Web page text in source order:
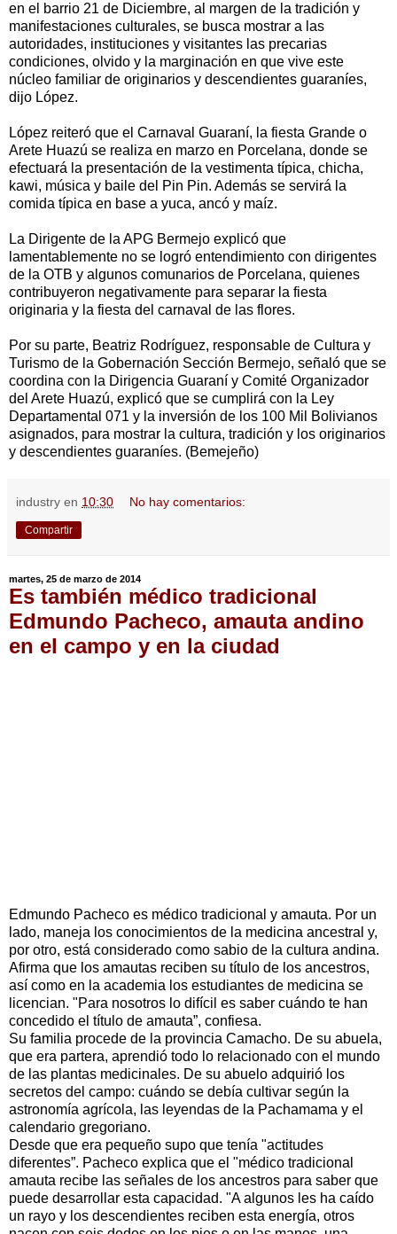
en el barrio 21 de Diciembre, al margen de la tradición y
manifestaciones culturales, se busca mostrar a las
autoridades, instituciones y visitantes las precarias
condiciones, olvido y la marginación en que vive este
núcleo familiar de originarios y descendientes guaraníes,
dijo López.
López reiteró que el Carnaval Guaraní, la fiesta Grande o
Arete Huazú se realiza en marzo en Porcelana, donde se
efectuará la presentación de la vestimenta típica, chicha,
kawi, música y baile del Pin Pin. Además se servirá la
comida típica en base a yuca, ancó y maíz.
La Dirigente de la APG Bermejo explicó que
lamentablemente no se logró entendimiento con dirigentes
de la OTB y algunos comunarios de Porcelana, quienes
contribuyeron negativamente para separar la fiesta
originaria y la fiesta del carnaval de las flores.
Por su parte, Beatriz Rodríguez, responsable de Cultura y
Turismo de la Gobernación Sección Bermejo, señaló que se
coordina con la Dirigencia Guaraní y Comité Organizador
del Arete Huazú, explicó que se cumplirá con la Ley
Departamental 071 y la inversión de los 100 Mil Bolivianos
asignados, para mostrar la cultura, tradición y los originarios
y descendientes guaraníes. (Bemejeño)
industry en 10:30 No hay comentarios:
Compartir
martes, 25 de marzo de 2014
Es también médico tradicional
Edmundo Pacheco, amauta andino
en el campo y en la ciudad
Edmundo Pacheco es médico tradicional y amauta. Por un
lado, maneja los conocimientos de la medicina ancestral y,
por otro, está considerado como sabio de la cultura andina.
Afirma que los amautas reciben su título de los ancestros,
así como en la academia los estudiantes de medicina se
licencian. "Para nosotros lo difícil es saber cuándo te han
concedido el título de amauta”, confiesa.
Su familia procede de la provincia Camacho. De su abuela,
que era partera, aprendió todo lo relacionado con el mundo
de las plantas medicinales. De su abuelo adquirió los
secretos del campo: cuándo se debía cultivar según la
astronomía agrícola, las leyendas de la Pachamama y el
calendario gregoriano.
Desde que era pequeño supo que tenía "actitudes
diferentes”. Pacheco explica que el "médico tradicional
amauta recibe las señales de los ancestros para saber que
puede desarrollar esta capacidad. "A algunos les ha caído
un rayo y los descendientes reciben esta energía, otros